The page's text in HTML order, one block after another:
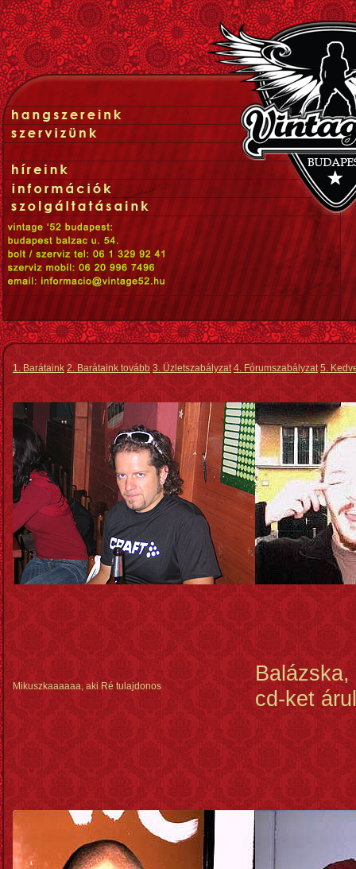
1. Barátaink 2. Barátaink tovább 3. Üzletszabályzat 4. Fórumszabályzat 5.
Mikuszkaaaaaa, aki Ré tulajdonos
cd-ket